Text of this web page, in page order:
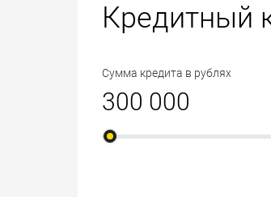
Кредитный
Сумма кредита в рублях